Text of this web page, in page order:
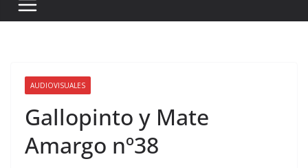
AUDIOVISUALES
Gallopinto y Mate
Amargo nº38